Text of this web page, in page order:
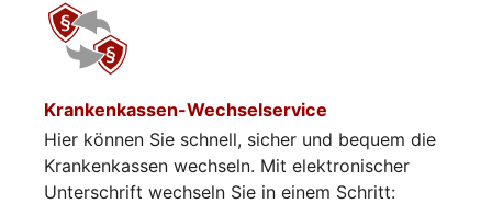
Krankenkassen-Wechselservice
Hier können Sie schnell, sicher und bequem die
Krankenkassen wechseln. Mit elektronischer
Unterschrift wechseln Sie in einem Schritt: